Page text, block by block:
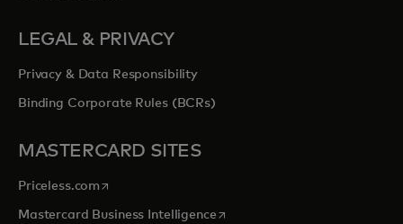
LEGAL & PRIVACY
Privacy & Data Responsibility
Binding Corporate Rules (BCRs)
MASTERCARD SITES
Priceless.com opens in a new tab
Mastercard Business Intelligenceopens in a new tab